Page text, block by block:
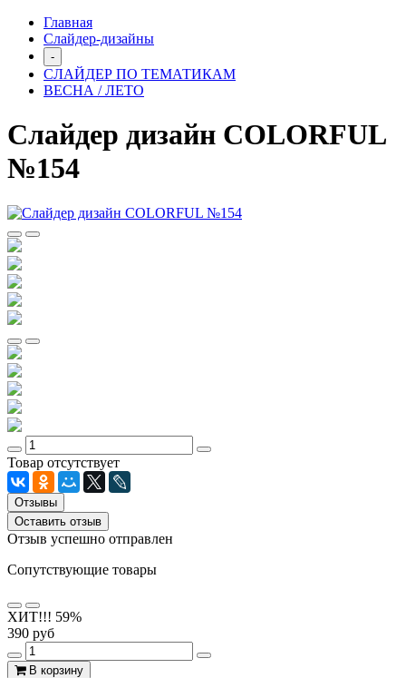
Главная
Слайдер-дизайны
-
СЛАЙДЕР ПО ТЕМАТИКАМ
ВЕСНА / ЛЕТО
Слайдер дизайн COLORFUL
№154
Товар отсутствует
Отзывы
Оставить отзыв
Отзыв успешно отправлен
Сопутствующие товары
ХИТ!!! 59%
390 руб
В корзину